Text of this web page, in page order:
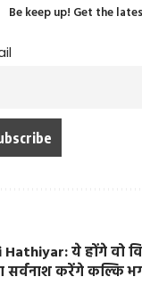
Be keep up! Get the
ये होंगे वो
करेंगे कल्कि